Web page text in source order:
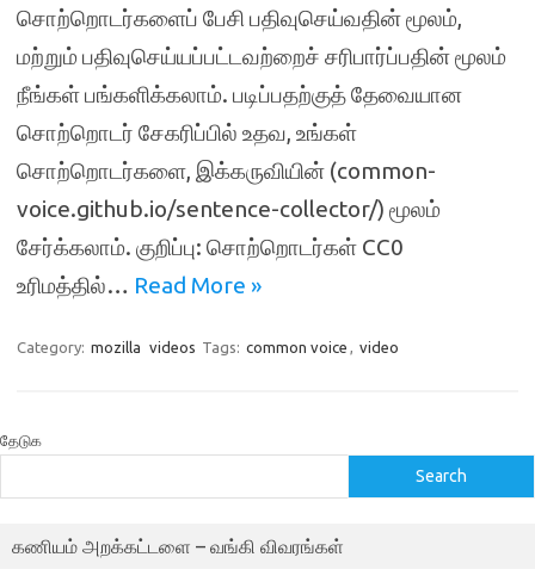
சொற்றொடர்களைப் பேசி பதிவுசெய்வதின் மூலம்,
மற்றும் பதிவுசெய்யப்பட்டவற்றைச் சரிபார்ப்பதின் மூலம்
நீங்கள் பங்களிக்கலாம். படிப்பதற்குத் தேவையான
சொற்றொடர் சேகரிப்பில் உதவ, உங்கள்
சொற்றொடர்களை, இக்கருவியின் (common-
voice.github.io/sentence-collector/) மூலம்
சேர்க்கலாம். குறிப்பு: சொற்றொடர்கள் CC0
உரிமத்தில்… Read More »
Category: mozilla videos Tags: common voice , video
தேடுக
Search
கணியம் அறக்கட்டளை – வங்கி விவரங்கள்